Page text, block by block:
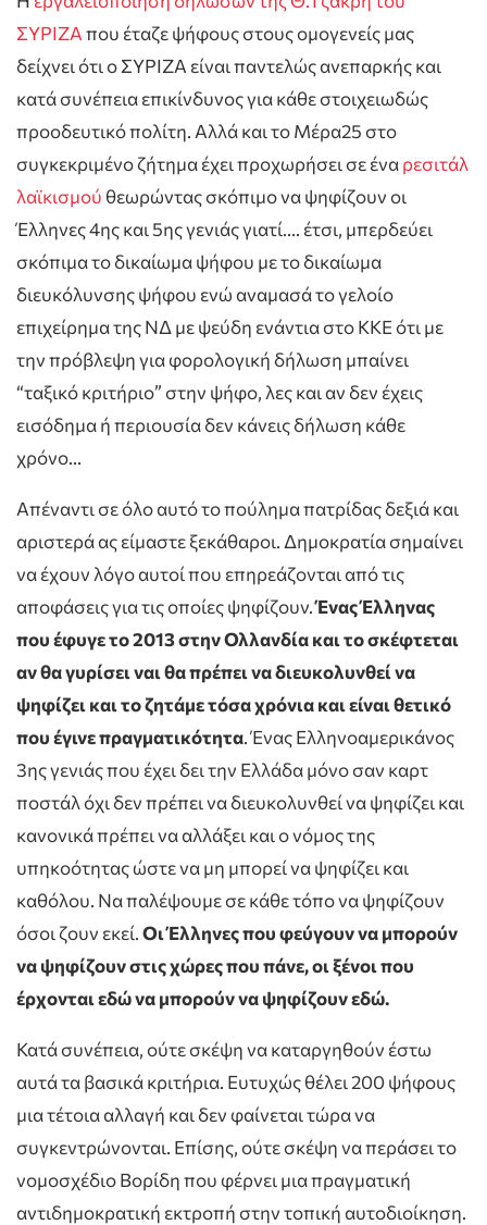
ΣΥΡΙΖΑπου έταζε ψήφους στους ομογενείς μας
δείχνει ότι ο ΣΥΡΙΖΑ είναι παντελώς ανεπαρκής και
κατά συνέπεια επικίνδυνος για κάθε στοιχειωδώς
προοδευτικό πολίτη. Αλλά και το Μέρα25 στο
συγκεκριμένο ζήτημα έχει προχωρήσει σε έναρεσιτάλ
λαϊκισμού θεωρώντας σκόπιμο να ψηφίζουν οι
Έλληνες 4ης και 5ης γενιάς γιατί…. έτσι, μπερδεύει
σκόπιμα το δικαίωμα ψήφου με το δικαίωμα
διευκόλυνσης ψήφου ενώ αναμασά το γελοίο
επιχείρημα της ΝΔ με ψεύδη ενάντια στο ΚΚΕ ότι με
την πρόβλεψη για φορολογική δήλωση μπαίνει
“ταξικό κριτήριο” στην ψήφο, λες και αν δεν έχεις
εισόδημα ή περιουσία δεν κάνεις δήλωση κάθε
χρόνο…
Απέναντι σε όλο αυτό το πούλημα πατρίδας δεξιά και
αριστερά ας είμαστε ξεκάθαροι. Δημοκρατία σημαίνει
να έχουν λόγο αυτοί που επηρεάζονται από τις
αποφάσεις για τις οποίες ψηφίζουν.Ένας Έλληνας
που έφυγε το 2013 στην Ολλανδία και το σκέφτεται
αν θα γυρίσει ναι θα πρέπει να διευκολυνθεί να
ψηφίζει και το ζητάμε τόσα χρόνια και είναι θετικό
που έγινε πραγματικότητα. Ένας Ελληνοαμερικάνος
3ης γενιάς που έχει δει την Ελλάδα μόνο σαν καρτ
ποστάλ όχι δεν πρέπει να διευκολυνθεί να ψηφίζει και
κανονικά πρέπει να αλλάξει και ο νόμος της
υπηκοότητας ώστε να μη μπορεί να ψηφίζει και
καθόλου. Να παλέψουμε σε κάθε τόπο να ψηφίζουν
όσοι ζουν εκεί.Οι Έλληνες που φεύγουν να μπορούν
να ψηφίζουν στις χώρες που πάνε, οι ξένοι που
έρχονται εδώ να μπορούν να ψηφίζουν εδώ.
Κατά συνέπεια, ούτε σκέψη να καταργηθούν έστω
αυτά τα βασικά κριτήρια. Ευτυχώς θέλει 200 ψήφους
μια τέτοια αλλαγή και δεν φαίνεται τώρα να
συγκεντρώνονται. Επίσης, ούτε σκέψη να περάσει το
νομοσχέδιο Βορίδη που φέρνει μια πραγματική
αντιδημοκρατική εκτροπή στην τοπική αυτοδιοίκηση.